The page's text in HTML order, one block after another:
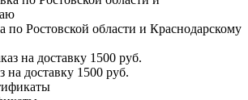
по Ростовской области и Краснодарскому
доставку 1500 руб.